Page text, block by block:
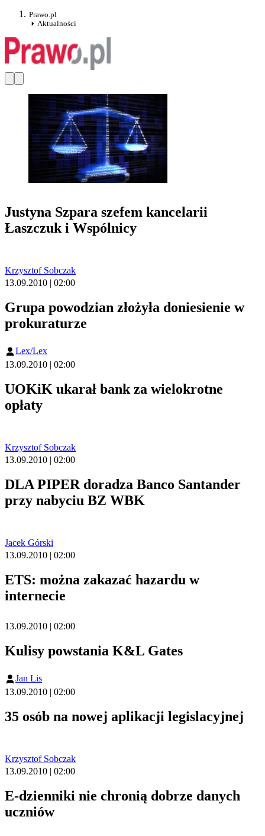
Prawo.pl
Aktualności
Justyna Szpara szefem kancelarii
Łaszczuk i Wspólnicy
Krzysztof Sobczak
13.09.2010 | 02:00
Grupa powodzian złożyła doniesienie w
prokuraturze
Lex/Lex
13.09.2010 | 02:00
UOKiK ukarał bank za wielokrotne
opłaty
Krzysztof Sobczak
13.09.2010 | 02:00
DLA PIPER doradza Banco Santander
przy nabyciu BZ WBK
Jacek Górski
13.09.2010 | 02:00
ETS: można zakazać hazardu w
internecie
13.09.2010 | 02:00
Kulisy powstania K&L Gates
Jan Lis
13.09.2010 | 02:00
35 osób na nowej aplikacji legislacyjnej
Krzysztof Sobczak
13.09.2010 | 02:00
E-dzienniki nie chronią dobrze danych
uczniów